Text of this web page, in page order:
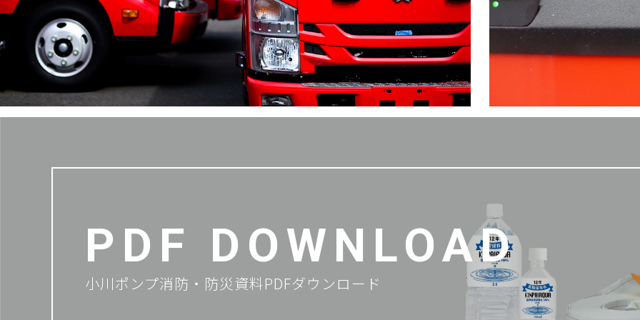
PDF DOWNLOAD
小川ポンプ消防・防災資料PDFダウンロード